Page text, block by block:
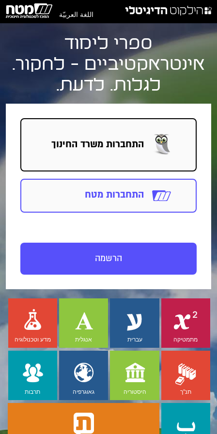
اللغة العربيّة
ספרי לימוד
אינטראקטיביים - לחקור.
לגלות. לדעת.
התחברות משרד החינוך
התחברות מטח
הרשמה
מתמטיקה עברית אנגלית מדע וטכנולוגיה
תנ"ך היסטוריה גאוגרפיה תרבות